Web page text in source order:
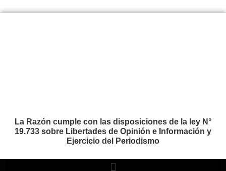
La Razón cumple con las disposiciones de la ley N°
19.733 sobre Libertades de Opinión e Información y
Ejercicio del Periodismo